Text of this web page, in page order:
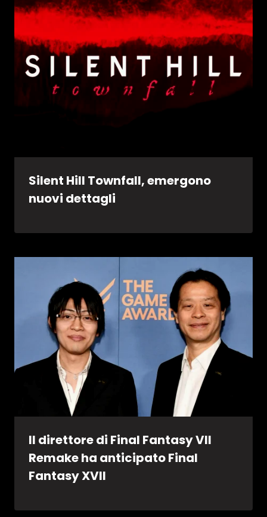
Silent Hill Townfall, emergono
nuovi dettagli
Il direttore di Final Fantasy VII
Remake ha anticipato Final
Fantasy XVII